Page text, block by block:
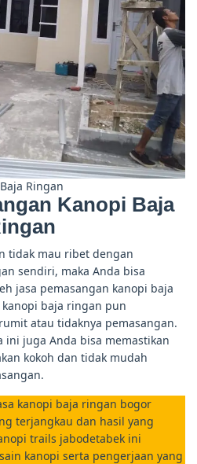
Ringan
Kanopi Baja
tidak mau ribet dengan
sendiri, maka Anda bisa
jasa pemasangan kanopi baja
baja ringan pun
atau tidaknya pemasangan.
ini juga Anda bisa memastikan
kokoh dan tidak mudah
kanopi baja ringan bogor
terjangkau dan hasil yang
trails jabodetabek ini
kanopi serta pengerjaan yang